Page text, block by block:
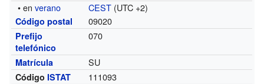
• enverano CEST (UTC +2)
Código postal 09020
Prefijo
telefónico
070
Matrícula SU
Código ISTAT 111093